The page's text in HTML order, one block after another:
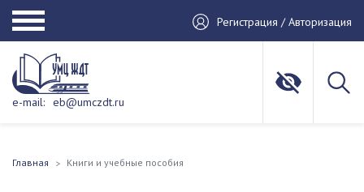
Регистрация / Авторизация
e-mail: eb@umczdt.ru
Главная Книги и учебные пособия